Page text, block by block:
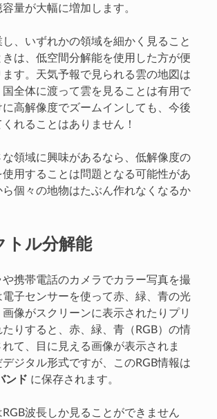
量が大幅に増加します。
、いずれかの領域を細かく見ること
は、低空間分解能を使用した方が便
す。天気予報で見られる雲の地図は
全体に渡って雲を見ることは有用で
高解像度でズームインしても、今後
れることはありません！
領域に興味があるなら、低解像度の
用することは問題となる可能性があ
ら個々の地物はたぶん作れなくなるか
トル分解能
携帯電話のカメラでカラー写真を撮
電子センサーを使って赤、緑、青の光
像がスクリーンに表示されたりプリ
りすると、赤、緑、青（RGB）の情
て、目に見える画像が表示されま
ジタル形式ですが、このRGB情報は
ンド に保存されます。
波長しか見ることができません